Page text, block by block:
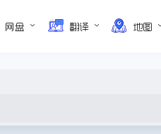
网盘 翻译 地图